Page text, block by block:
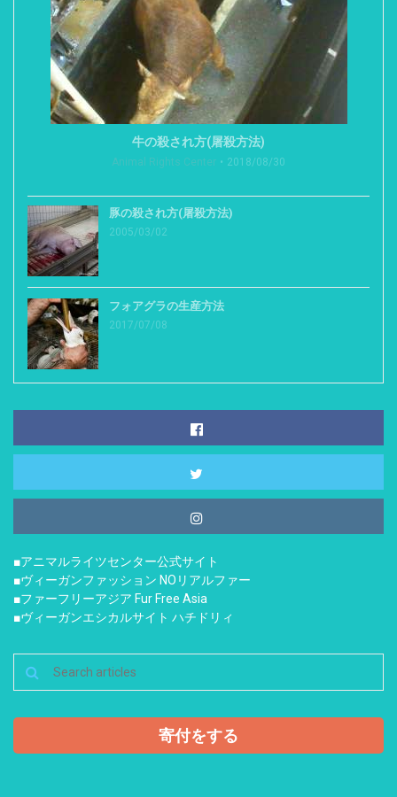
牛の殺され方(屠殺方法)
Animal Rights Center 2018/08/30
豚の殺され方(屠殺方法)
2005/03/02
フォアグラの生産方法
2017/07/08
■アニマルライツセンター公式サイト
■ヴィーガンファッション NOリアルファー
■ファーフリーアジア Fur Free Asia
■ヴィーガンエシカルサイト ハチドリィ
寄付をする